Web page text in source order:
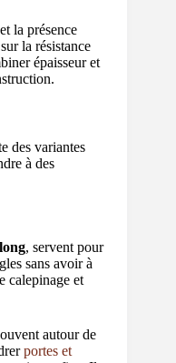
la présence
la résistance
épaisseur et
des variantes
à des
, servent pour
sans avoir à
calepinage et
autour de
portes et